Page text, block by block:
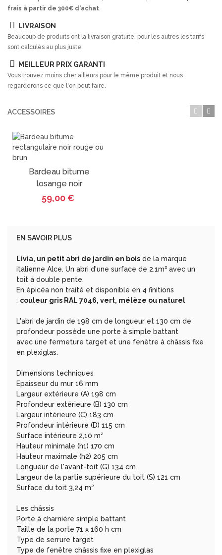
frais à partir de 300€ d'achat.
LIVRAISON
Beaucoup de produits ont la livraison gratuite, pour les autres les tarifs
sont calculés au plus juste.
MEILLEUR PRIX GARANTI
Vous trouvez moins cher ailleurs pour le même produit et nous
regarderons ce que l'on peut faire.
ACCESSOIRES
Bardeau bitume
losange noir
59,00 €
EN SAVOIR PLUS
Livia, un petit abri de jardin en bois de la marque
italienne Alce. Un abri d'une surface de 2.1m² avec un
toit à double pente.
En épicéa non traité et disponible en 4 finitions
: couleur gris RAL 7046, vert, mélèze ou naturel
L'abri de jardin de 198 cm de longueur et 130 cm de
profondeur possède une porte à simple battant
avec une fermeture target et une fenêtre à châssis fixe
en plexiglas.
Dimensions techniques
Epaisseur du mur 16 mm
Largeur extérieure (A) 198 cm
Profondeur extérieure (B) 130 cm
Largeur intérieure (C) 183 cm
Profondeur intérieure (D) 115 cm
Surface intérieure 2,10 m²
Hauteur minimale (h1) 170 cm
Hauteur maximale (h2) 205 cm
Longueur de l'avant-toit (G) 134 cm
Largeur de la partie supérieure du toit (S) 121 cm
Surface du toit 3,24 m²
Les châssis
Porte à charnière simple battant
Taille de la porte 71 x 160 h cm
Type de serrure target
Type de fenêtre châssis fixe en plexiglas